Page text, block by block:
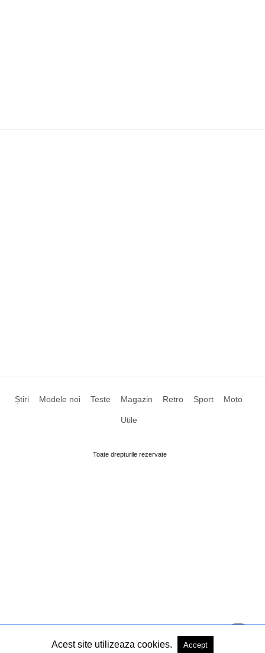
Știri Modele noi Teste Magazin Retro Sport Moto
Utile
Toate drepturile rezervate
Acest site utilizeaza cookies. Accept